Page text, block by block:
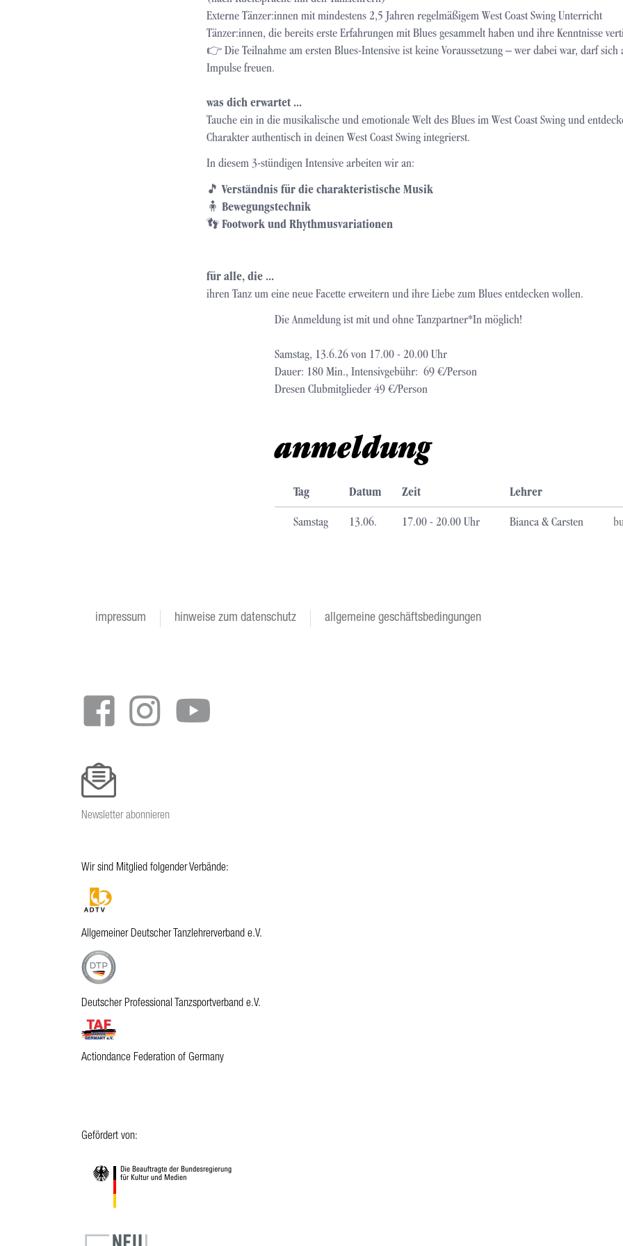
Externe Tänzer:innen mit mindestens 2,5 Jahren regelmäßigem West Coast Swing Unterricht
Tänzer:innen, die bereits erste Erfahrungen mit Blues gesammelt haben und ihre Kenntnisse
👉 Die Teilnahme am ersten Blues-Intensive ist keine Voraussetzung – wer dabei war, darf sich
Impulse freuen.
was dich erwartet ...
Tauche ein in die musikalische und emotionale Welt des Blues im West Coast Swing und
Charakter authentisch in deinen West Coast Swing integrierst.
In diesem 3-stündigen Intensive arbeiten wir an:
🎵Verständnis für die charakteristische Musik
🧍 Bewegungstechnik
👣 Footwork und Rhythmusvariationen
für alle, die ...
ihren Tanz um eine neue Facette erweitern und ihre Liebe zum Blues entdecken wollen.
Die Anmeldung ist mit und ohne Tanzpartner*In möglich!
Samstag, 13.6.26 von 17.00 - 20.00 Uhr
Dauer: 180 Min., Intensivgebühr: 69 €/Person
Dresen Clubmitglieder 49 €/Person
anmeldung
Tag Datum Zeit Lehrer
Samstag 13.06. 17.00 - 20.00 Uhr Bianca & Carsten
impressum hinweise zum datenschutz allgemeine geschäftsbedingungen
Newsletter abonnieren
Wir sind Mitglied folgender Verbände:
Allgemeiner Deutscher Tanzlehrerverband e.V.
Deutscher Professional Tanzsportverband e.V.
Actiondance Federation of Germany
Gefördert von: